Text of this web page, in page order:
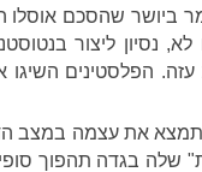
ביושר שהסכם
נסיון ליצור
הפלסטינים השיגו
תמצא את עצמה במצב
שלה בגדה תהפוך